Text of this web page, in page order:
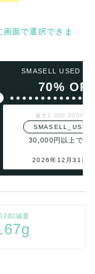
面で選択できま
SMASELL USED ま
70%
最大1,000,000円
30,000円以上で利
2026年12月31日
削減量